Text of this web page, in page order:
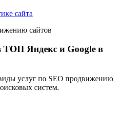
сайта
ТОП Яндекс и Google в
услуг по SEO продвижению
систем.